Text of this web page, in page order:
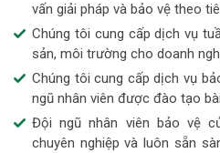
vấn giải pháp và bảo vệ theo
Chúng tôi cung cấp dịch vụ
sản, môi trường cho doanh
Chúng tôi cung cấp dịch vụ
ngũ nhân viên được đào tạo
Đội ngũ nhân viên bảo vệ
chuyên nghiệp và luôn sẵn